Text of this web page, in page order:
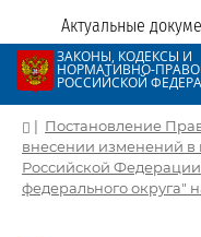
Актуальные
ЗАКОНЫ, КОДЕКСЫ И
НОРМАТИВНО-
РОССИЙСКОЙ
| Постановление
внесении изменений в
Российской
федерального округа"